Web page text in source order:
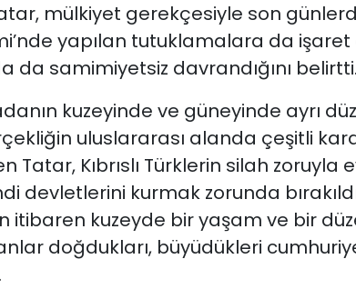
mülkiyet gerekçesiyle son
yapılan tutuklamalara da
da samimiyetsiz davrandığını belirtti.
kuzeyinde ve güneyinde ayrı
uluslararası alanda çeşitli
Tatar, Kıbrıslı Türklerin silah zoruyla
devletlerini kurmak zorunda
itibaren kuzeyde bir yaşam ve bir
doğdukları, büyüdükleri